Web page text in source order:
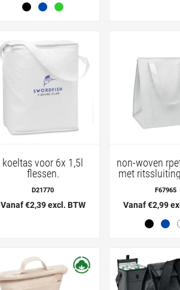
koeltas voor 6x 1,5l
flessen.
D21770
Vanaf €2,39 excl. BTW
non-woven
met
F67965
Vanaf €2,99